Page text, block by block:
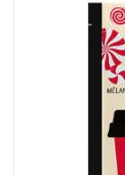
Produits
Cadeau